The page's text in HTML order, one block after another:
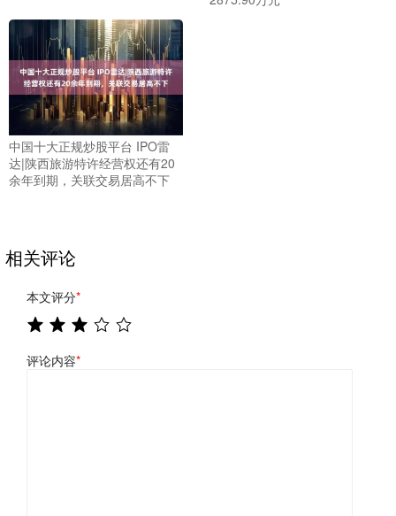
中国十大正规炒股平台 IPO雷
达|陕西旅游特许经营权还有20
余年到期，关联交易居高不下
相关评论
本文评分*
评论内容*